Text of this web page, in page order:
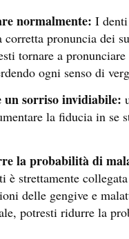
normalmente: I
corretta pronuncia dei
tornare a
ogni senso di
sorriso invidiabile:
la fiducia in se
la probabilità di
è strettamente
delle gengive e
potresti ridurre la